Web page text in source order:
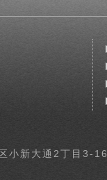
小新大通2丁目3-16